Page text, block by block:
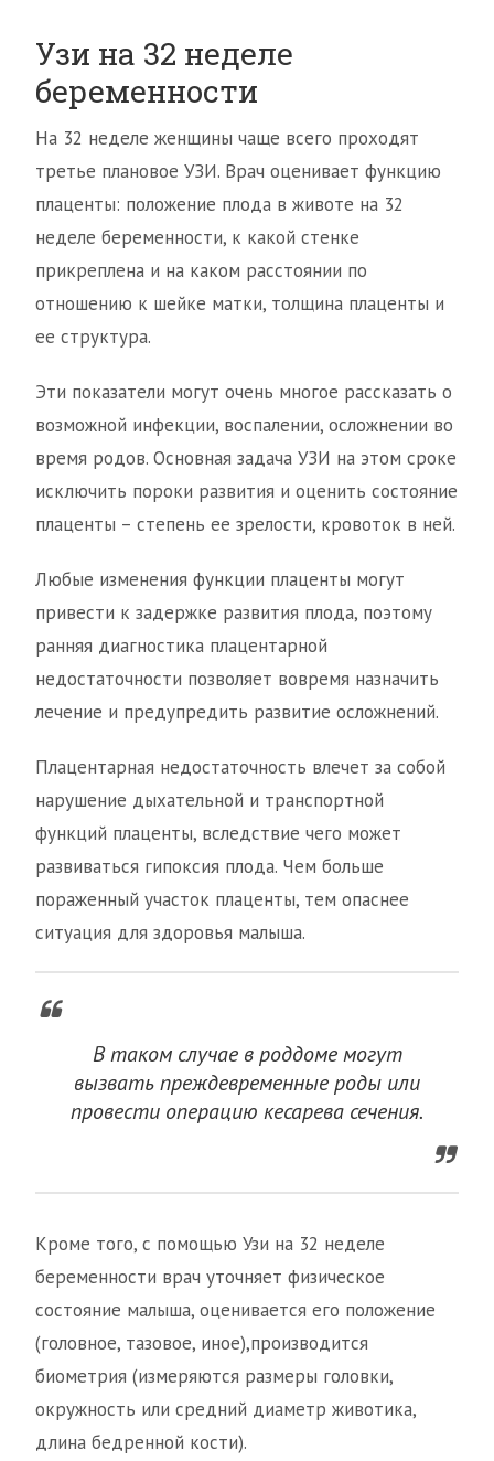
Узи на 32 неделе
беременности
На 32 неделе женщины чаще всего проходят
третье плановое УЗИ. Врач оценивает функцию
плаценты: положение плода в животе на 32
неделе беременности, к какой стенке
прикреплена и на каком расстоянии по
отношению к шейке матки, толщина плаценты и
ее структура.
Эти показатели могут очень многое рассказать о
возможной инфекции, воспалении, осложнении во
время родов. Основная задача УЗИ на этом сроке
исключить пороки развития и оценить состояние
плаценты – степень ее зрелости, кровоток в ней.
Любые изменения функции плаценты могут
привести к задержке развития плода, поэтому
ранняя диагностика плацентарной
недостаточности позволяет вовремя назначить
лечение и предупредить развитие осложнений.
Плацентарная недостаточность влечет за собой
нарушение дыхательной и транспортной
функций плаценты, вследствие чего может
развиваться гипоксия плода. Чем больше
пораженный участок плаценты, тем опаснее
ситуация для здоровья малыша.
В таком случае в роддоме могут
вызвать преждевременные роды или
провести операцию кесарева сечения.
Кроме того, с помощью Узи на 32 неделе
беременности врач уточняет физическое
состояние малыша, оценивается его положение
(головное, тазовое, иное),производится
биометрия (измеряются размеры головки,
окружность или средний диаметр животика,
длина бедренной кости).